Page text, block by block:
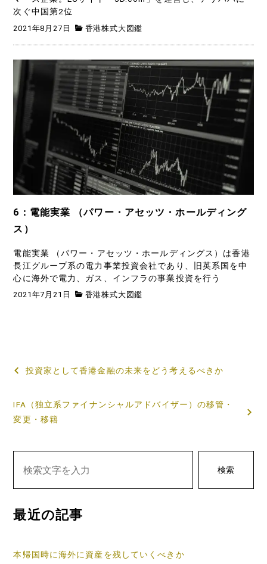
次ぐ中国第2位
2021年8月27日 香港株式大図鑑
6：電能実業 （パワー・アセッツ・ホールディング
ス）
電能実業 （パワー・アセッツ・ホールディングス）は香港
長江グループ系の電力事業投資会社であり、旧英系国を中
心に海外で電力、ガス、インフラの事業投資を行う
2021年7月21日 香港株式大図鑑
投
ナ
ゲ
ー
ョ
投資家として香港金融の未来をどう考えるべきか
IFA（独立系ファイナンシャルアドバイザー）の移管・
変更・移籍
検索
最近の記事
本帰国時に海外に資産を残していくべきか